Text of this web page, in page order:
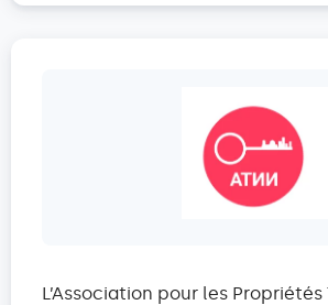
L’Association pour les